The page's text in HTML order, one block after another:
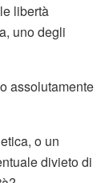
libertà
uno degli
assolutamente
o un
divieto di